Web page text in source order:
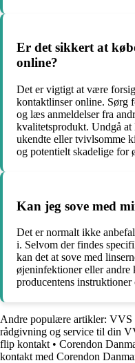
Er det sikkert at
online?
Det er vigtigt at være
kontaktlinser online. Sørg
og læs anmeldelser fra
kvalitetsprodukt. Undgå
ukendte eller tvivlsomme
og potentielt skadelige for
Kan jeg sove med
Det er normalt ikke
i. Selvom der findes
kan det at sove med
øjeninfektioner eller andre
producentens
Andre populære artikler: VVS
rådgivning og service til din
flip kontakt • Corendon
kontakt med Corendon